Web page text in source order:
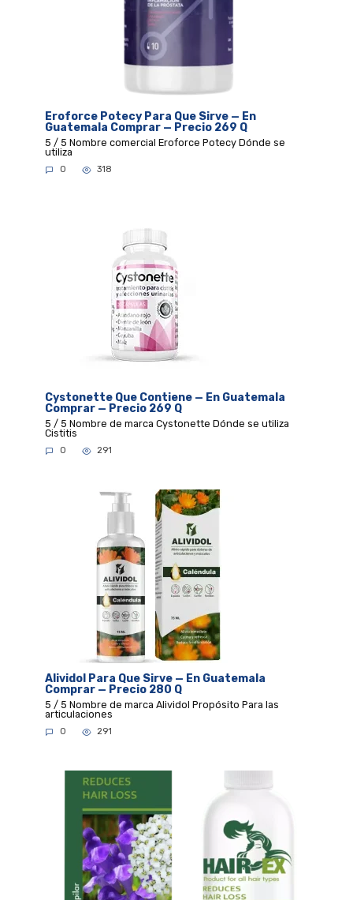
Eroforce Potecy Para Que Sirve — En
Guatemala Comprar — Precio 269 Q
5 / 5 Nombre comercial Eroforce Potecy Dónde se
utiliza
0 318
Cystonette Que Contiene — En Guatemala
Comprar — Precio 269 Q
5 / 5 Nombre de marca Cystonette Dónde se utiliza
Cistitis
0 291
Alividol Para Que Sirve — En Guatemala
Comprar — Precio 280 Q
5 / 5 Nombre de marca Alividol Propósito Para las
articulaciones
0 291